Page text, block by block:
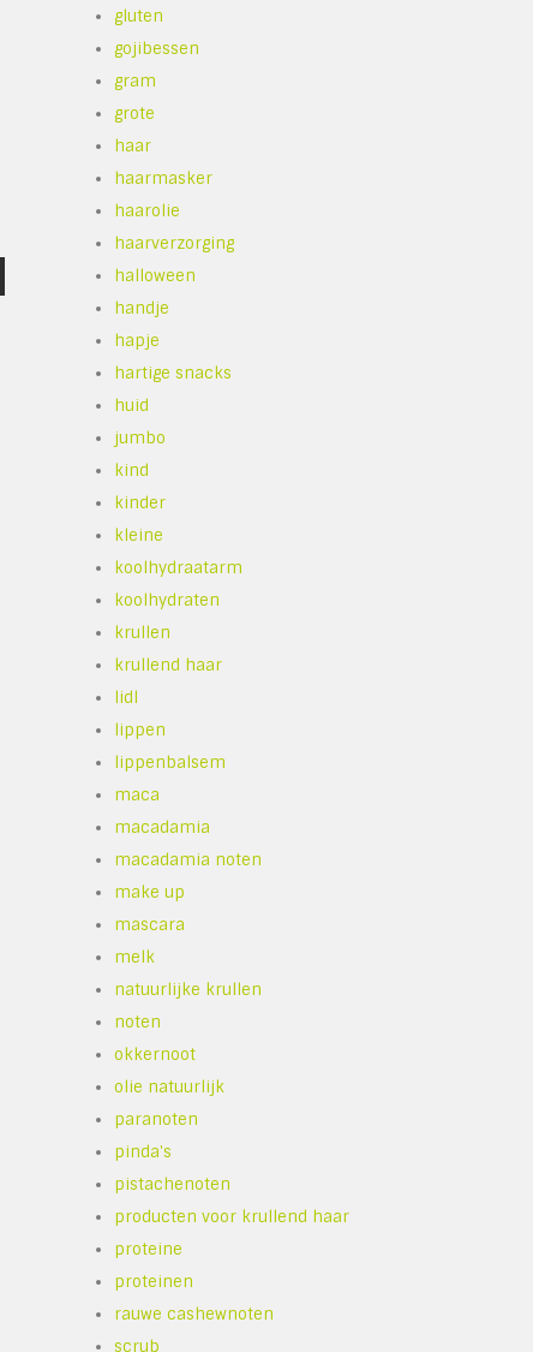
gluten
gojibessen
gram
grote
haar
haarmasker
haarolie
haarverzorging
halloween
handje
hapje
hartige snacks
huid
jumbo
kind
kinder
kleine
koolhydraatarm
koolhydraten
krullen
krullend haar
lidl
lippen
lippenbalsem
maca
macadamia
macadamia noten
make up
mascara
melk
natuurlijke krullen
noten
okkernoot
olie natuurlijk
paranoten
pinda's
pistachenoten
producten voor krullend haar
proteine
proteinen
rauwe cashewnoten
scrub